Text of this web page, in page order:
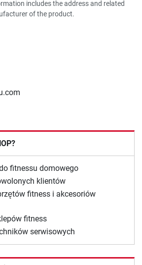
includes the address and related
of the product.
fitnessu domowego
klientów
fitness i akcesoriów
fitness
serwisowych